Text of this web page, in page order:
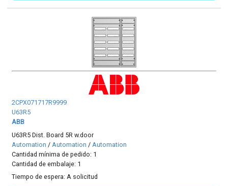
2CPX071717R9999
U63R5
ABB
U63R5 Dist. Board 5R w.door
Automation / Automation / Automation
Cantidad mínima de pedido: 1
Cantidad de embalaje: 1
Tiempo de espera:A solicitud